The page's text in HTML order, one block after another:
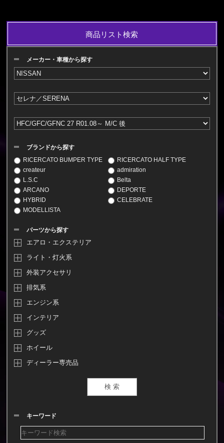
商品リスト検索
メーカー・車種から探す
ブランドから探す
RICERCATO BUMPER TYPE
RICERCATO HALF TYPE
createur
admiration
L.S.C
Belta
ARCANO
DEPORTE
HYBRID
CELEBRATE
MODELLISTA
パーツから探す
エアロ・エクステリア
ライト・灯火系
外装アクセサリ
排気系
エンジン系
インテリア
グッズ
ホイール
ディーラー専売品
キーワード